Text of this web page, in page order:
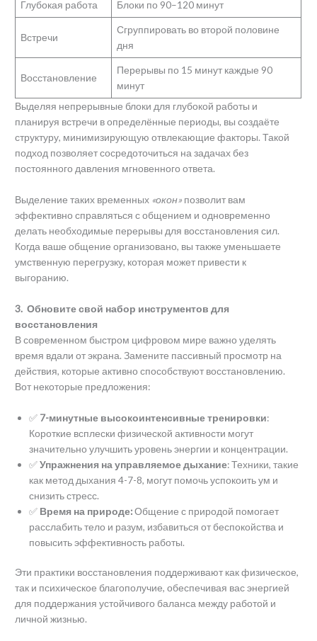
Глубокая работа Блоки по 90–120 минут
Встречи
Сгруппировать во второй половине
дня
Восстановление
Перерывы по 15 минут каждые 90
минут
Выделяя непрерывные блоки для глубокой работы и
планируя встречи в определённые периоды, вы создаёте
структуру, минимизирующую отвлекающие факторы. Такой
подход позволяет сосредоточиться на задачах без
постоянного давления мгновенного ответа.
Выделение таких временных «окон» позволит вам
эффективно справляться с общением и одновременно
делать необходимые перерывы для восстановления сил.
Когда ваше общение организовано, вы также уменьшаете
умственную перегрузку, которая может привести к
выгоранию.
3. Обновите свой набор инструментов для
восстановления
В современном быстром цифровом мире важно уделять
время вдали от экрана. Замените пассивный просмотр на
действия, которые активно способствуют восстановлению.
Вот некоторые предложения:
✅ 7-минутные высокоинтенсивные тренировки:
Короткие всплески физической активности могут
значительно улучшить уровень энергии и концентрации.
✅Упражнения на управляемое дыхание: Техники, такие
как метод дыхания 4-7-8, могут помочь успокоить ум и
снизить стресс.
✅ Время на природе:Общение с природой помогает
расслабить тело и разум, избавиться от беспокойства и
повысить эффективность работы.
Эти практики восстановления поддерживают как физическое,
так и психическое благополучие, обеспечивая вас энергией
для поддержания устойчивого баланса между работой и
личной жизнью.